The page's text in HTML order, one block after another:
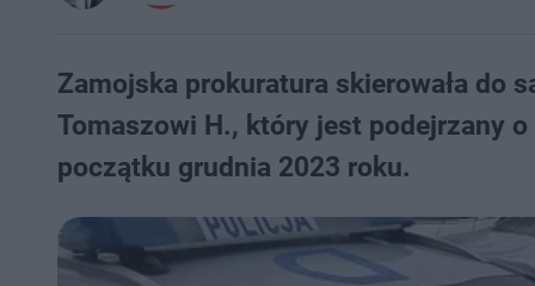
Zamojska prokuratura skierowała do
Tomaszowi H., który jest podejrzany
początku grudnia 2023 roku.